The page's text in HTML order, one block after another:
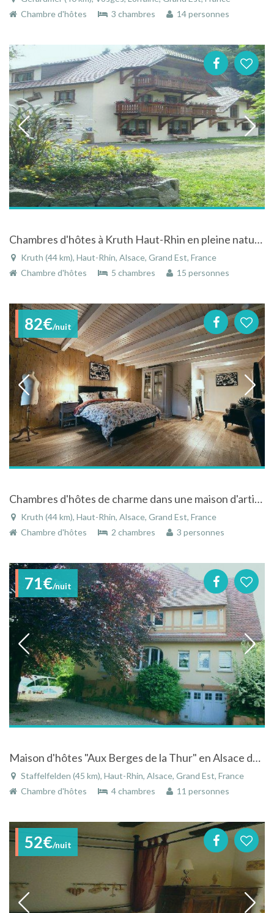
Chambre d'hôtes
3 chambres 14 personnes
Chambres d'hôtes à Kruth Haut-Rhin en pleine nature avec piscine
Kruth (44 km), Haut-Rhin, Alsace, Grand Est, France
Chambre d'hôtes
5 chambres 15 personnes
82€/nuit
Chambres d'hôtes de charme dans une maison d'artiste en Alsace, idéal pour rando et vélo
Kruth (44 km), Haut-Rhin, Alsace, Grand Est, France
Chambre d'hôtes
2 chambres 3 personnes
71€/nuit
Maison d'hôtes "Aux Berges de la Thur" en Alsace dans un parc arboré avec piscine et rivière
Staffelfelden (45 km), Haut-Rhin, Alsace, Grand Est, France
Chambre d'hôtes
4 chambres 11 personnes
52€/nuit